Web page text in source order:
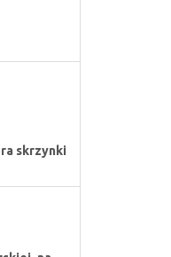
skrzynki